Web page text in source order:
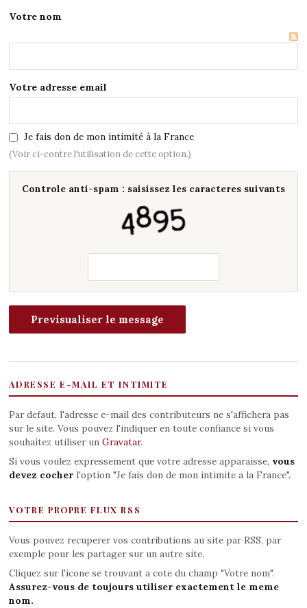
Votre nom
Votre adresse email
Je fais don de mon intimité à la France
(Voir ci-contre l'utilisation de cette option.)
Controle anti-spam : saisissez les caracteres suivants
ADRESSE E-MAIL ET INTIMITE
Par defaut, l'adresse e-mail des contributeurs ne s'affichera pas
sur le site. Vous pouvez l'indiquer en toute confiance si vous
souhaitez utiliser un Gravatar.
Si vous voulez expressement que votre adresse apparaisse, vous
devez cocherl'option "Je fais don de mon intimite a la France".
VOTRE PROPRE FLUX RSS
Vous pouvez recuperer vos contributions au site par RSS, par
exemple pour les partager sur un autre site.
Cliquez sur l'icone se trouvant a cote du champ "Votre nom".
Assurez-vous de toujours utiliser exactement le meme
nom.